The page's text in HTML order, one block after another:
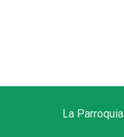
La Parroquia